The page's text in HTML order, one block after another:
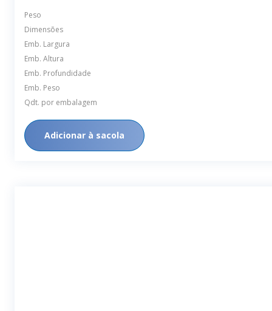
Peso
Dimensões
Emb. Largura
Emb. Altura
Emb. Profundidade
Emb. Peso
Qdt. por embalagem
Adicionar à sacola